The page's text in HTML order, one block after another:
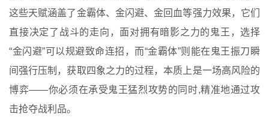
这些天赋涵盖了金霸体、金闪避、金回血等强力效果，它们
直接决定了战斗的走向，面对拥有暗影之力的鬼王，选择
“金闪避”可以规避致命连招，而“金霸体”则能在鬼王振刀瞬
间强行压制，获取四象之力的过程，本质上是一场高风险的
博弈——你必须在承受鬼王猛烈攻势的同时,精准地通过攻
击抢夺战利品。